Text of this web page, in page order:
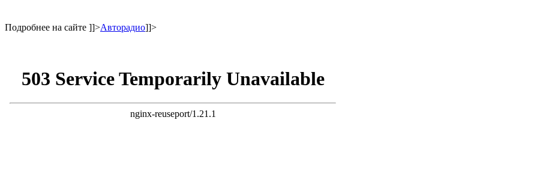
Подробнее на сайте ]]>Авторадио]]>